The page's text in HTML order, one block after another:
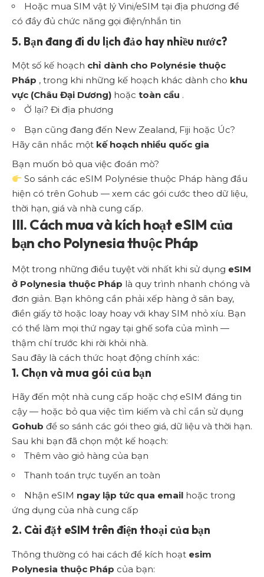
Hoặc mua SIM vật lý Vini/eSIM tại địa phương để
có đầy đủ chức năng gọi điện/nhắn tin
5. Bạn đang đi du lịch đảo hay nhiều nước?
Một số kế hoạch chỉ dành cho Polynésie thuộc
Pháp , trong khi những kế hoạch khác dành cho khu
vực (Châu Đại Dương) hoặc toàn cầu .
Ở lại? Đi địa phương
Bạn cũng đang đến New Zealand, Fiji hoặc Úc?
Hãy cân nhắc một kế hoạch nhiều quốc gia
Bạn muốn bỏ qua việc đoán mò?
So sánh các eSIM Polynésie thuộc Pháp hàng đầu
hiện có trên Gohub — xem các gói cước theo dữ liệu,
thời hạn, giá và nhà cung cấp.
III. Cách mua và kích hoạt eSIM của
bạn cho Polynesia thuộc Pháp
Một trong những điều tuyệt vời nhất khi sử dụng eSIM
ở Polynesia thuộc Pháp là quy trình nhanh chóng và
đơn giản. Bạn không cần phải xếp hàng ở sân bay,
điền giấy tờ hoặc loay hoay với khay SIM nhỏ xíu. Bạn
có thể làm mọi thứ ngay tại ghế sofa của mình —
thậm chí trước khi rời khỏi nhà.
Sau đây là cách thức hoạt động chính xác:
1. Chọn và mua gói của bạn
Hãy đến một nhà cung cấp hoặc chợ eSIM đáng tin
cậy — hoặc bỏ qua việc tìm kiếm và chỉ cần sử dụng
Gohub để so sánh các gói theo giá, dữ liệu và thời hạn.
Sau khi bạn đã chọn một kế hoạch:
Thêm vào giỏ hàng của bạn
Thanh toán trực tuyến an toàn
Nhận eSIM ngay lập tức qua email hoặc trong
ứng dụng của nhà cung cấp
2. Cài đặt eSIM trên điện thoại của bạn
Thông thường có hai cách để kích hoạt esim
Polynesia thuộc Pháp của bạn: